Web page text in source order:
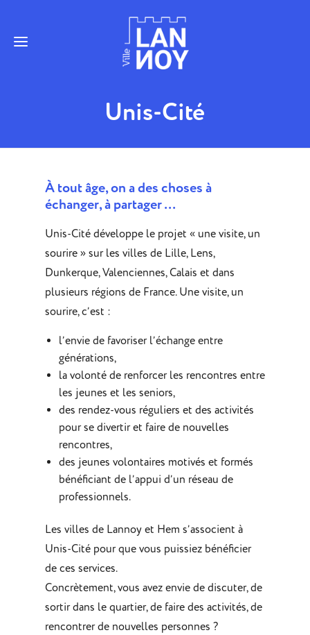
Unis-Cité
À tout âge, on a des choses à
échanger, à partager …
Unis-Cité développe le projet « une visite, un
sourire » sur les villes de Lille, Lens,
Dunkerque, Valenciennes, Calais et dans
plusieurs régions de France. Une visite, un
sourire, c’est :
l’envie de favoriser l’échange entre
générations,
la volonté de renforcer les rencontres entre
les jeunes et les seniors,
des rendez-vous réguliers et des activités
pour se divertir et faire de nouvelles
rencontres,
des jeunes volontaires motivés et formés
bénéficiant de l’appui d’un réseau de
professionnels.
Les villes de Lannoy et Hem s’associent à
Unis-Cité pour que vous puissiez bénéficier
de ces services.
Concrètement, vous avez envie de discuter, de
sortir dans le quartier, de faire des activités, de
rencontrer de nouvelles personnes ?